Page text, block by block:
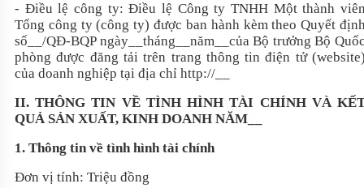
- Điều lệ công ty: Điều lệ Công ty TNHH Một thành
Tổng công ty (công ty) được ban hành kèm theo Quyết
số
/QĐ-BQP ngày__ tháng năm__ của Bộ trưởng Bộ
phòng được đăng tải trên trang thông tin điện tử
của doanh nghiệp tại địa chỉ http://
II. THÔNG TIN VỀ TÌNH HÌNH TÀI CHÍNH VÀ
QUẢ SẢN XUẤT, KINH DOANH NĂM
1. Thông tin về tình hình tài chính
Đơn vị tính: Triệu đồng